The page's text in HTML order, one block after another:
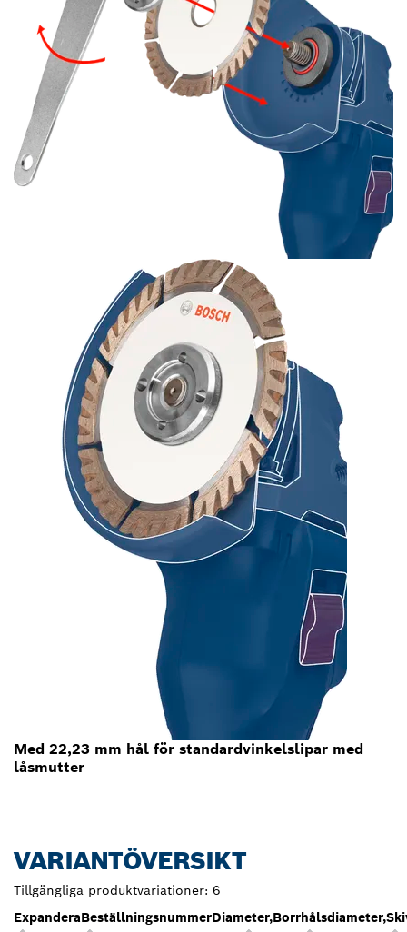
Med 22,23 mm hål för standardvinkelslipar med
låsmutter
VARIANTÖVERSIKT
Tillgängliga produktvariationer: 6
ExpanderaBeställningsnummerDiameter,Borrhålsdiameter,